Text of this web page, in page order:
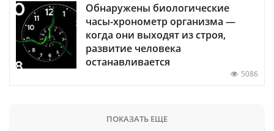
Обнаружены биологические
часы-хронометр организма —
когда они выходят из строя,
развитие человека
останавливается
5086
ПОКАЗАТЬ ЕЩЕ